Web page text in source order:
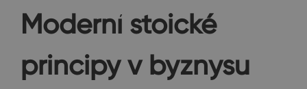
Moderní stoické
principy v byznysu